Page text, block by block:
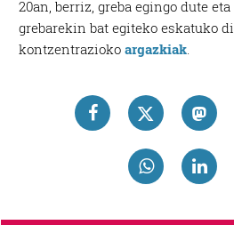
20an, berriz, greba egingo dute
grebarekin bat egiteko eskatuko
kontzentraziokoargazkiak.